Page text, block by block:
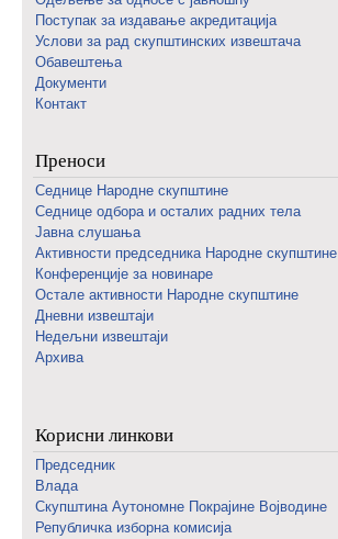
Поступак за издавање акредитација
Услови за рад скупштинских извештача
Обавештења
Документи
Контакт
Преноси
Седнице Народне скупштине
Седнице одбора и осталих радних тела
Јавна слушања
Активности председника Народне скупштине
Конференције за новинаре
Oстале активности Народне скупштине
Дневни извештаји
Недељни извештаји
Архива
Корисни линкови
Председник
Влада
Скупштина Аутономне Покрајине Војводине
Републичка изборна комисија